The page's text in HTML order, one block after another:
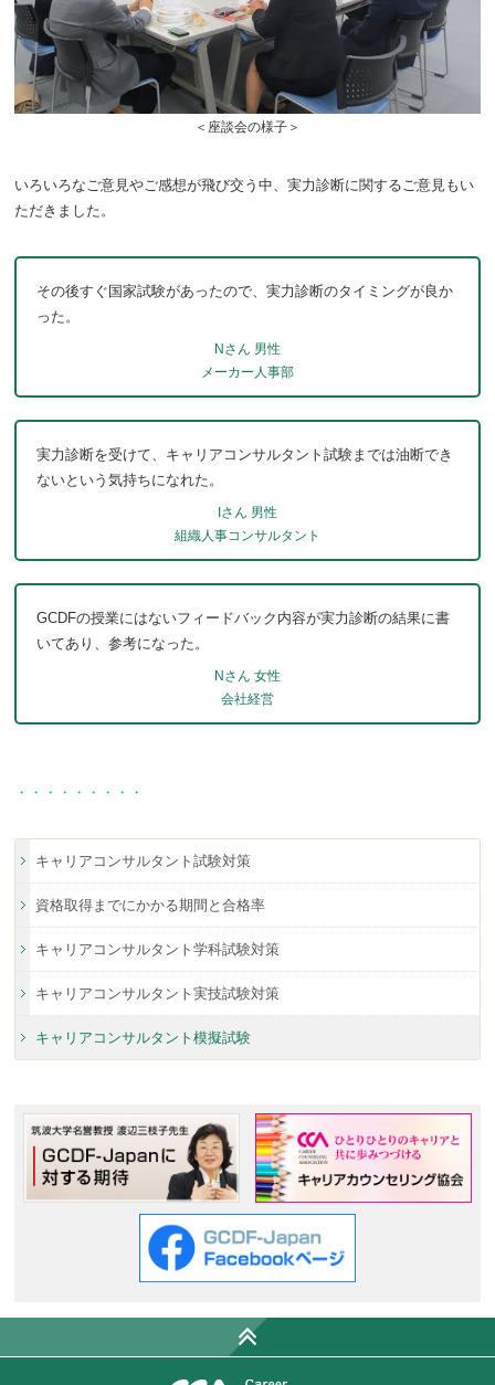
＜座談会の様子＞
いろいろなご意見やご感想が飛び交う中、実力診断に関するご意見もい
ただきました。
その後すぐ国家試験があったので、実力診断のタイミングが良か
った。
Nさん 男性
メーカー人事部
実力診断を受けて、キャリアコンサルタント試験までは油断でき
ないという気持ちになれた。
Iさん 男性
組織人事コンサルタント
GCDFの授業にはないフィードバック内容が実力診断の結果に書
いてあり、参考になった。
Nさん 女性
会社経営
・・・・・・・・・
キャリアコンサルタント試験対策
資格取得までにかかる期間と合格率
キャリアコンサルタント学科試験対策
キャリアコンサルタント実技試験対策
キャリアコンサルタント模擬試験